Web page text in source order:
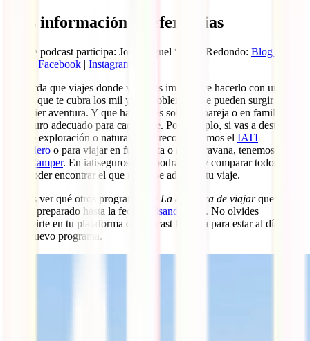
Más información y referencias
En este podcast participa: José Miguel “Sele” Redondo: Blog de
Facebook | Instagram
Recuerda que viajes donde viajes es importante hacerlo con un buen
seguro que te cubra los mil y un problemas que pueden surgir en
cualquier aventura. Y que hay viajes solo, en pareja o en familia, hay
un seguro adecuado para cada viaje. Por ejemplo, si vas a destinos
más de exploración o naturaleza te recomendamos el IATI
Mochilero o para viajar en furgoneta o autocaravana, tenemos el
IATI Camper. En iatiseguros.com podrás ver y comparar todos ellos,
para poder encontrar el que mejor se adapte a tu viaje.
Puedes ver qué otros programas de La aventura de viajarque
hemos preparado hasta la fecha
pulsando aquí . No olvides
suscribirte en tu plataforma de podcast favorita para estar al día de
cada nuevo programa.